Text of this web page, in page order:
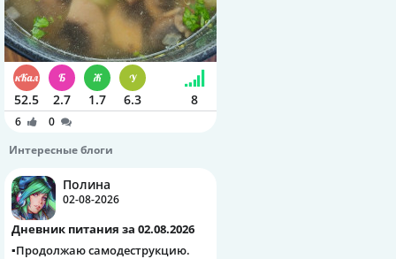
52.5 2.7 1.7 6.3 8
6
0
Интересные блоги
Полина
02-08-2026
Дневник питания за 02.08.2026
▪️Продолжаю самодеструкцию.